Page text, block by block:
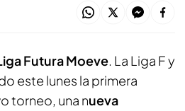
Futura Moeve. La Liga F y
este lunes la primera
torneo, una nueva